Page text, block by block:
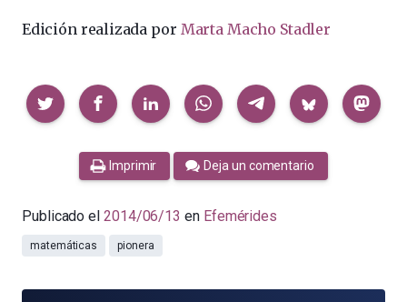
Edición realizada por Marta Macho Stadler
Compartir
Imprimir Deja un comentario
Publicado el 2014/06/13 en Efemérides
matemáticas pionera